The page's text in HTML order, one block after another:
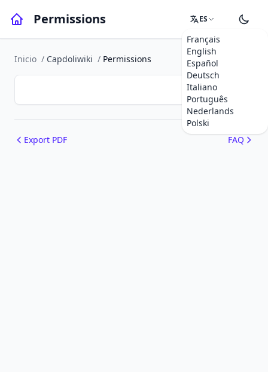
Permissions ES
Français
English
Español
Deutsch
Italiano
Português
Nederlands
Polski
Inicio / Capdoliwiki / Permissions
Export PDF FAQ